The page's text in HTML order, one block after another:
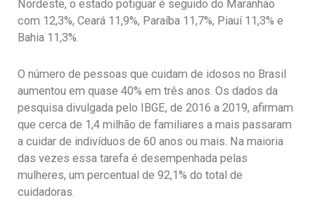
Nordeste, o estado potiguar é seguido do Maranhão
com 12,3%, Ceará 11,9%, Paraíba 11,7%, Piauí 11,3% e
Bahia 11,3%.
O número de pessoas que cuidam de idosos no Brasil
aumentou em quase 40% em três anos. Os dados da
pesquisa divulgada pelo IBGE, de 2016 a 2019, afirmam
que cerca de 1,4 milhão de familiares a mais passaram
a cuidar de indivíduos de 60 anos ou mais. Na maioria
das vezes essa tarefa é desempenhada pelas
mulheres, um percentual de 92,1% do total de
cuidadoras.